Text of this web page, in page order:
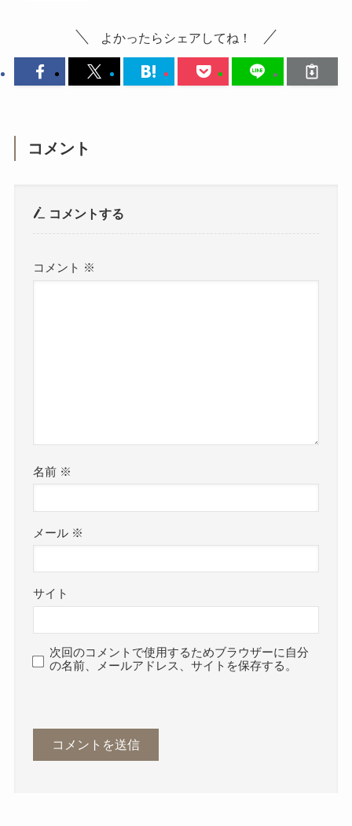
よかったらシェアしてね！
コメント
コメントする
コメント ※
名前 ※
メール ※
サイト
次回のコメントで使用するためブラウザーに自分
の名前、メールアドレス、サイトを保存する。